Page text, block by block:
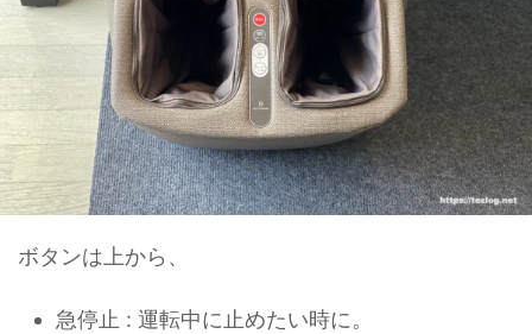
ボタンは上から、
急停止 : 運転中に止めたい時に。